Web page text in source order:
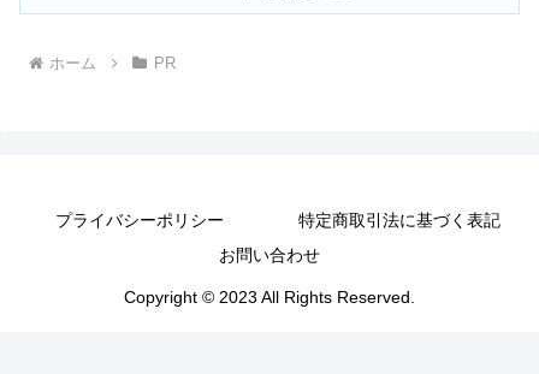
ホーム PR
プライバシーポリシー
特定商取引法に基づく表記
お問い合わせ
Copyright © 2023 All Rights Reserved.